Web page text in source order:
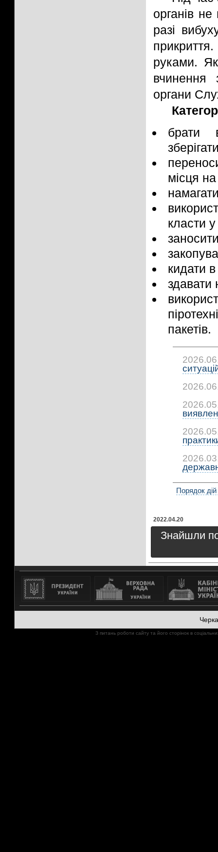
органів не
разі
руками.
вчинення
органи
брати
місця
класти
кидати
здавати
пакетів.
2022.04.20
Порядок
Знайшли
З питань роботи сайту та його сторінок в